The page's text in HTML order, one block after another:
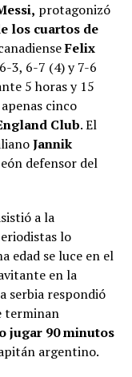
protagonizó
los cuartos de
Felix
3, 6-7 (4) y 7-6
5 horas y 15
cinco
Club. El
Jannik
defensor del
a la
lo
edad se luce en el
en la
serbia respondió
terminan
jugar 90 minutos
argentino.